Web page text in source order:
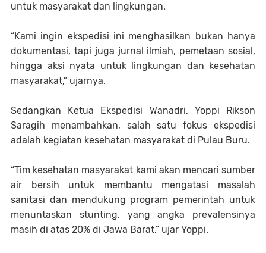
untuk masyarakat dan lingkungan.
“Kami ingin ekspedisi ini menghasilkan bukan hanya
dokumentasi, tapi juga jurnal ilmiah, pemetaan sosial,
hingga aksi nyata untuk lingkungan dan kesehatan
masyarakat,” ujarnya.
Sedangkan Ketua Ekspedisi Wanadri, Yoppi Rikson
Saragih menambahkan, salah satu fokus ekspedisi
adalah kegiatan kesehatan masyarakat di Pulau Buru.
“Tim kesehatan masyarakat kami akan mencari sumber
air bersih untuk membantu mengatasi masalah
sanitasi dan mendukung program pemerintah untuk
menuntaskan stunting, yang angka prevalensinya
masih di atas 20% di Jawa Barat,” ujar Yoppi.